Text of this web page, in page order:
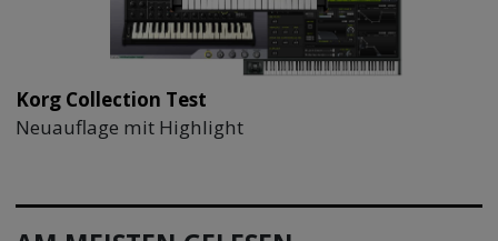
Korg Collection Test
Neuauflage mit Highlight